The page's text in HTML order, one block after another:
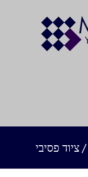
/ציוד פסיבי